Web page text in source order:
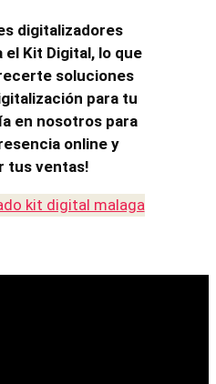
digitalizadores
Kit Digital, lo que
soluciones
para tu
en nosotros para
online y
tus ventas!